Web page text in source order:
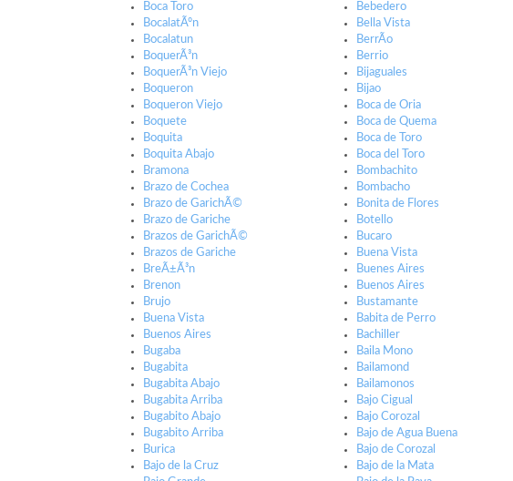
Boca Toro
BocalatÃºn
Bocalatun
BoquerÃ³n
BoquerÃ³n Viejo
Boqueron
Boqueron Viejo
Boquete
Boquita
Boquita Abajo
Bramona
Brazo de Cochea
Brazo de GarichÃ©
Brazo de Gariche
Brazos de GarichÃ©
Brazos de Gariche
BreÃ±Ã³n
Brenon
Brujo
Buena Vista
Buenos Aires
Bugaba
Bugabita
Bugabita Abajo
Bugabita Arriba
Bugabito Abajo
Bugabito Arriba
Burica
Bajo de la Cruz
Bebedero
Bella Vista
BerrÃ­o
Berrio
Bijaguales
Bijao
Boca de Oria
Boca de Quema
Boca de Toro
Boca del Toro
Bombachito
Bombacho
Bonita de Flores
Botello
Bucaro
Buena Vista
Buenes Aires
Buenos Aires
Bustamante
Babita de Perro
Bachiller
Baila Mono
Bailamond
Bailamonos
Bajo Cigual
Bajo Corozal
Bajo de Agua Buena
Bajo de Corozal
Bajo de la Mata